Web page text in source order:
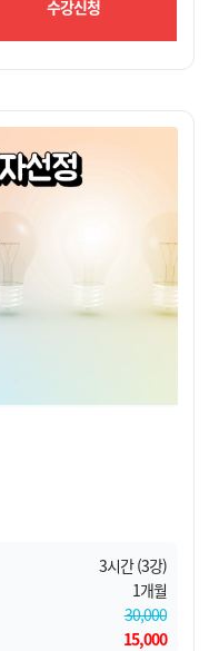
수강신청
3시간 (3강)
1개월
30,000
15,000